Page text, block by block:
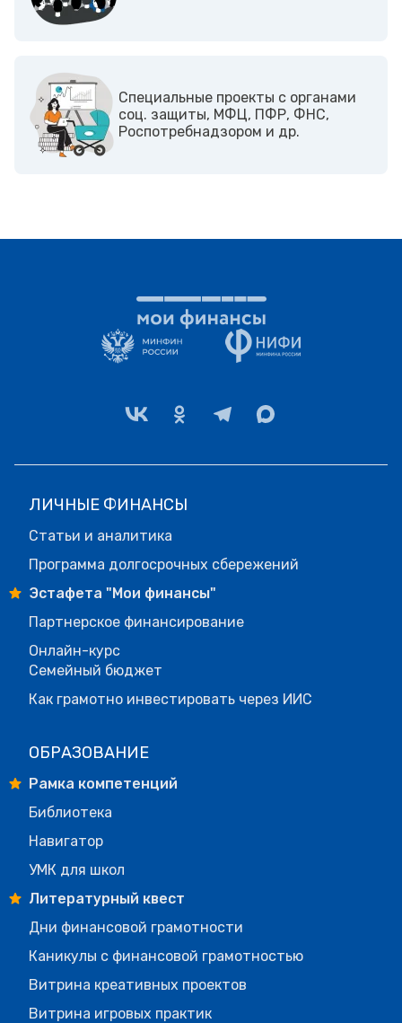
Cпециальные проекты с органами
соц. защиты, МФЦ, ПФР, ФНС,
Роспотребнадзором и др.
ЛИЧНЫЕ ФИНАНСЫ
Статьи и аналитика
Программа долгосрочных сбережений
Эстафета "Мои финансы"
Партнерское финансирование
Онлайн-курс
Семейный бюджет
Как грамотно инвестировать через ИИС
ОБРАЗОВАНИЕ
Рамка компетенций
Библиотека
Навигатор
УМК для школ
Литературный квест
Дни финансовой грамотности
Каникулы с финансовой грамотностью
Витрина креативных проектов
Витрина игровых практик